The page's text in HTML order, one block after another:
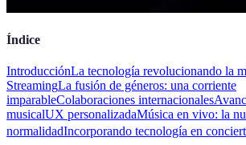
Índice
IntroducciónLa tecnología revolucionando la
StreamingLa fusión de géneros: una corriente
imparableColaboraciones internacionales
musicalUX personalizadaMúsica en vivo: la
normalidadIncorporando tecnología en